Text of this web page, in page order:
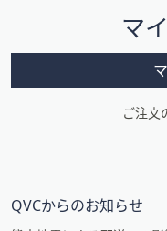
ン
マ
ご注文
QVCからのお知らせ